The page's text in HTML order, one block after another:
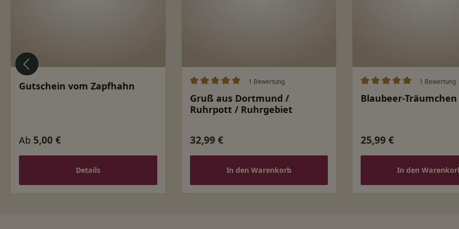
Gutschein vom Zapfhahn
Regulärer Preis:
Ab 5,00 €
Details
Durchschnittliche Bewertung von 5 von 5 Sternen
1 Bewertung
Gruß aus Dortmund /
Ruhrpott / Ruhrgebiet
Regulärer Preis:
32,99 €
In den Warenkorb
Durchschnittliche
1 Bewertung
Blaubeer-Träumchen
Regulärer Preis:
25,99 €
In den